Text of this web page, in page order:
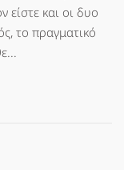
είστε και οι δυο
το πραγματικό